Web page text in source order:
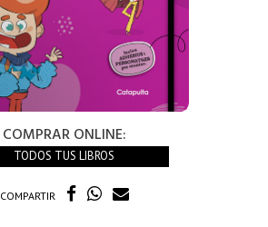
COMPRAR ONLINE:
TODOS TUS LIBROS
COMPARTIR